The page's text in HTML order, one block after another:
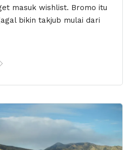
masuk wishlist. Bromo itu
bikin takjub mulai dari